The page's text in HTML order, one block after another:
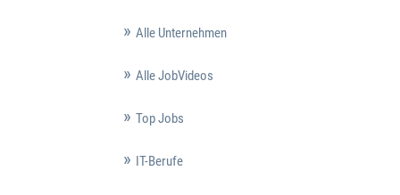
Alle Unternehmen
Alle JobVideos
Top Jobs
IT-Berufe